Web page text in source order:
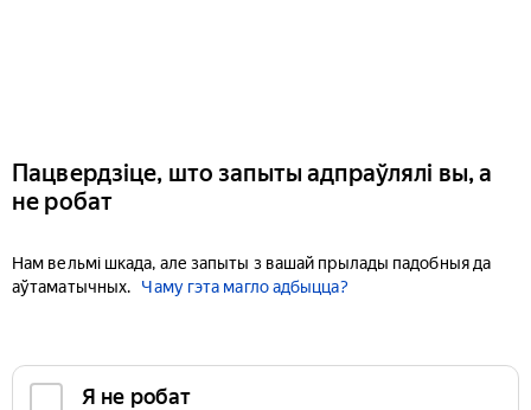
Пацвердзіце, што запыты адпраўлялі вы, а
не робат
Нам вельмі шкада, але запыты з вашай прылады падобныя да
аўтаматычных.
Чаму гэта магло адбыцца?
Я не робат